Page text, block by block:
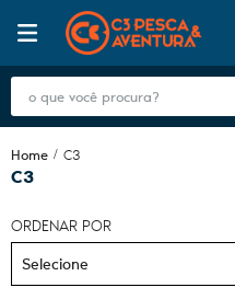
Home C3
C3
ORDENAR POR
Selecione